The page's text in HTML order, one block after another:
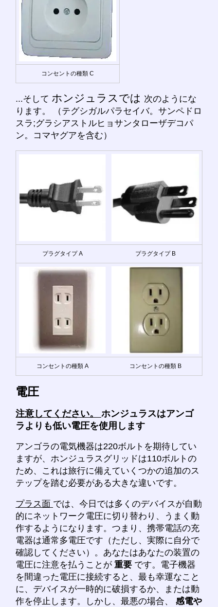
コンセントの種類 C
...そして ホンジュラスでは 次のようにな
ります。 （テグシガルパラセイバ。サンペドロ
スラ;グラシアストルヒョサンタローザデコパ
ン。コマヤグアを含む）
プラグタイプ A プラグタイプ B
コンセントの種類 A コンセントの種類 B
電圧
注意してください。 ホンジュラスはアンゴ
ラよりも低い電圧を使用します
アンゴラの電気機器は220ボルトを期待してい
ますが、ホンジュラスグリッドは110ボルトの
ため、これは旅行に備えていくつかの追加のス
テップを踏む必要がある大きな違いです。
プラス面 では、今日では多くのデバイスが自動
的にネットワーク電圧に切り替わり、うまく動
作するようになります。つまり、携帯電話の充
電器は通常多電圧です（ただし、実際に自分で
確認してください）。あなたはあなたの装置の
電圧に注意を払うことが 重要 です。電子機器
を間違った電圧に接続すると、最も幸運なこと
に、デバイスが一時的に破損するか、または動
作を停止します。しかし、最悪の場合、 感電や